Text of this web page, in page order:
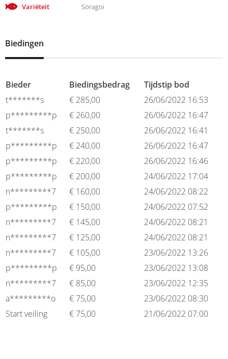
Variëteit
Soragoi
Biedingen
Bieder Biedingsbedrag
Tijdstip bod
t*******s
€ 285,00
26/06/2022 16:53
p*********p
€ 260,00
26/06/2022 16:47
t*******s
€ 250,00
26/06/2022 16:41
p*********p
€ 240,00
26/06/2022 16:47
p*********p
€ 220,00
26/06/2022 16:46
p*********p
€ 200,00
24/06/2022 17:04
n*********7
€ 160,00
24/06/2022 08:22
p*********p
€ 150,00
24/06/2022 07:52
n*********7
€ 145,00
24/06/2022 08:21
n*********7
€ 125,00
24/06/2022 08:21
n*********7
€ 105,00
23/06/2022 13:26
p*********p
€ 95,00
23/06/2022 13:08
n*********7
€ 85,00
23/06/2022 12:35
a*********o
€ 75,00
23/06/2022 08:30
Start veiling
€ 75,00 21/06/2022 07:00